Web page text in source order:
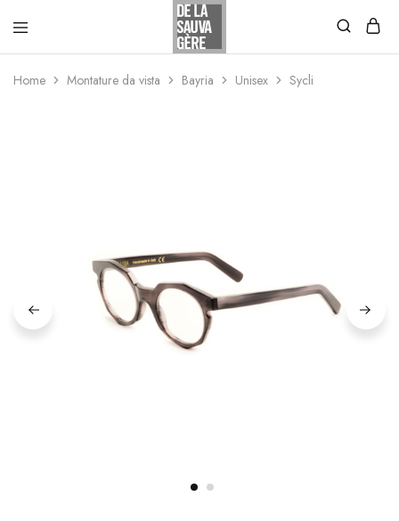
Home Montature da vista Bayria Unisex Sycli